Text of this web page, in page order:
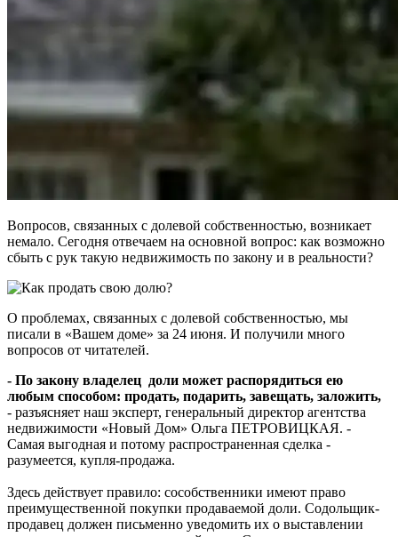
Вопросов, связанных с долевой собственностью, возникает
немало. Сегодня отвечаем на основной вопрос: как возможно
сбыть с рук такую недвижимость по закону и в реальности?
О проблемах, связанных с долевой собственностью, мы
писали в «Вашем доме» за 24 июня. И получили много
вопросов от читателей.
- По закону владелец доли может распорядиться ею
любым способом: продать, подарить, завещать, заложить,
- разъясняет наш эксперт, генеральный директор агентства
недвижимости «Новый Дом» Ольга ПЕТРОВИЦКАЯ. -
Самая выгодная и потому распространенная сделка -
разумеется, купля-продажа.
Здесь действует правило: сособственники имеют право
преимущественной покупки продаваемой доли. Содольщик-
продавец должен письменно уведомить их о выставлении